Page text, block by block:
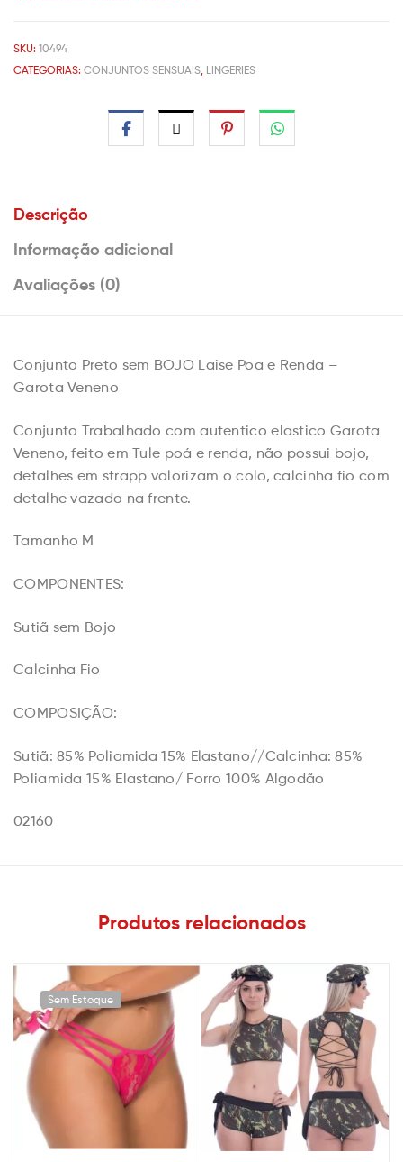
SKU: 10494
CATEGORIAS: CONJUNTOS SENSUAIS, LINGERIES
Descrição
Informação adicional
Avaliações (0)
Conjunto Preto sem BOJO Laise Poa e Renda –
Garota Veneno
Conjunto Trabalhado com autentico elastico Garota
Veneno, feito em Tule poá e renda, não possui bojo,
detalhes em strapp valorizam o colo, calcinha fio com
detalhe vazado na frente.
Tamanho M
COMPONENTES:
Sutiã sem Bojo
Calcinha Fio
COMPOSIÇÃO:
Sutiã: 85% Poliamida 15% Elastano//Calcinha: 85%
Poliamida 15% Elastano/ Forro 100% Algodão
02160
Produtos relacionados
Sem Estoque